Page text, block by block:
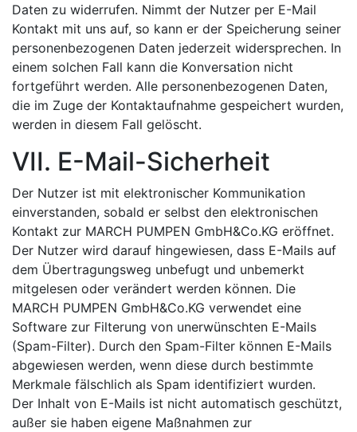
Daten zu widerrufen. Nimmt der Nutzer per E-Mail
Kontakt mit uns auf, so kann er der Speicherung seiner
personenbezogenen Daten jederzeit widersprechen. In
einem solchen Fall kann die Konversation nicht
fortgeführt werden. Alle personenbezogenen Daten,
die im Zuge der Kontaktaufnahme gespeichert wurden,
werden in diesem Fall gelöscht.
VII. E-Mail-Sicherheit
Der Nutzer ist mit elektronischer Kommunikation
einverstanden, sobald er selbst den elektronischen
Kontakt zur MARCH PUMPEN GmbH&Co.KG eröffnet.
Der Nutzer wird darauf hingewiesen, dass E-Mails auf
dem Übertragungsweg unbefugt und unbemerkt
mitgelesen oder verändert werden können. Die
MARCH PUMPEN GmbH&Co.KG verwendet eine
Software zur Filterung von unerwünschten E-Mails
(Spam-Filter). Durch den Spam-Filter können E-Mails
abgewiesen werden, wenn diese durch bestimmte
Merkmale fälschlich als Spam identifiziert wurden.
Der Inhalt von E-Mails ist nicht automatisch geschützt,
außer sie haben eigene Maßnahmen zur